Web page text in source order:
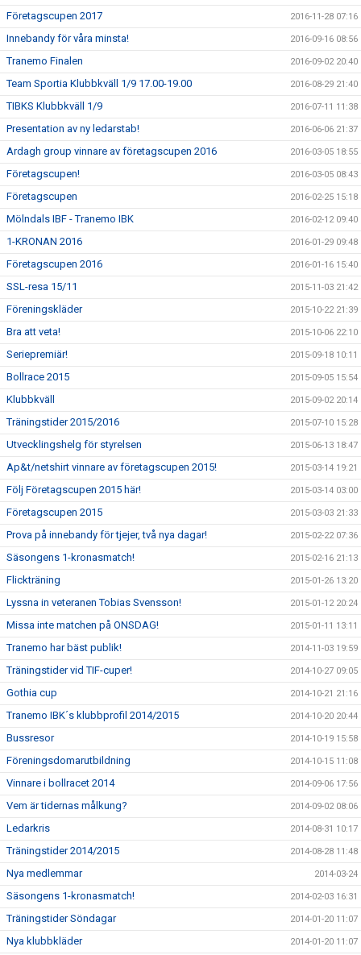
Företagscupen 2017 2016-11-28 07:16
Innebandy för våra minsta! 2016-09-16 08:56
Tranemo Finalen 2016-09-02 20:40
Team Sportia Klubbkväll 1/9 17.00-19.00 2016-08-29 21:40
TIBKS Klubbkväll 1/9 2016-07-11 11:38
Presentation av ny ledarstab! 2016-06-06 21:37
Ardagh group vinnare av företagscupen 2016 2016-03-05 18:55
Företagscupen! 2016-03-05 08:43
Företagscupen 2016-02-25 15:18
Mölndals IBF - Tranemo IBK 2016-02-12 09:40
1-KRONAN 2016 2016-01-29 09:48
Företagscupen 2016 2016-01-16 15:40
SSL-resa 15/11 2015-11-03 21:42
Föreningskläder 2015-10-22 21:39
Bra att veta! 2015-10-06 22:10
Seriepremiär! 2015-09-18 10:11
Bollrace 2015 2015-09-05 15:54
Klubbkväll 2015-09-02 20:14
Träningstider 2015/2016 2015-07-10 15:28
Utvecklingshelg för styrelsen 2015-06-13 18:47
Ap&t/netshirt vinnare av företagscupen 2015! 2015-03-14 19:21
Följ Företagscupen 2015 här! 2015-03-14 03:00
Företagscupen 2015 2015-03-03 21:33
Prova på innebandy för tjejer, två nya dagar! 2015-02-22 07:36
Säsongens 1-kronasmatch! 2015-02-16 21:13
Flickträning 2015-01-26 13:20
Lyssna in veteranen Tobias Svensson! 2015-01-12 20:24
Missa inte matchen på ONSDAG! 2015-01-11 13:11
Tranemo har bäst publik! 2014-11-03 19:59
Träningstider vid TIF-cuper! 2014-10-27 09:05
Gothia cup 2014-10-21 21:16
Tranemo IBK´s klubbprofil 2014/2015 2014-10-20 20:44
Bussresor 2014-10-19 15:58
Föreningsdomarutbildning 2014-10-15 11:08
Vinnare i bollracet 2014 2014-09-06 17:56
Vem är tidernas målkung? 2014-09-02 08:06
Ledarkris 2014-08-31 10:17
Träningstider 2014/2015 2014-08-28 11:48
Nya medlemmar 2014-03-24
Säsongens 1-kronasmatch! 2014-02-03 16:31
Träningstider Söndagar 2014-01-20 11:07
Nya klubbkläder 2014-01-20 11:07